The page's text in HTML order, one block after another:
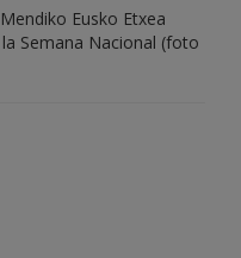
Eusko Etxea
la Semana Nacional (foto